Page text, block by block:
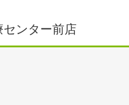
センター前店